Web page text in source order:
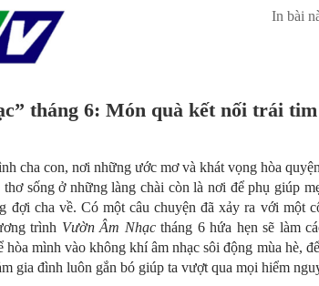
In bài
tháng 6: Món quà kết nối trái
cha con, nơi những ước mơ và khát vọng hòa
sống ở những làng chài còn là nơi để phụ giúp
đợi cha về. Có một câu chuyện đã xảy ra với một
trình Vườn Âm Nhạctháng 6 hứa hẹn sẽ làm
hòa mình vào không khí âm nhạc sôi động mùa hè,
gia đình luôn gắn bó giúp ta vượt qua mọi hiểm